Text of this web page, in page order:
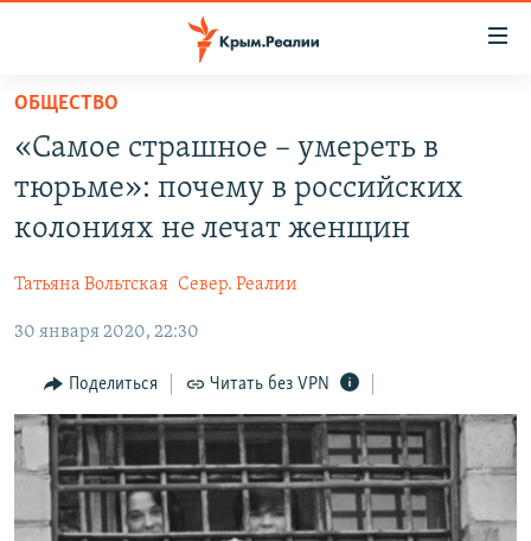
Вернуться
основному
содержанию
Вернутся
главной
Вернутся
поиску
СПЕЦПРОЕКТЫ
11 ЛЕТ ОККУПАЦИИ КРЫМА. 11 ИСТОРИЙ СОПРОТИВЛЕНИЯ
ВОДА
ЕЩЕ
ИНТЕРАКТИВ
ИНФОГРАФИКА
ТЕЛЕПРОЕКТ КРЫМ.РЕАЛИИ
СОВЕТЫ ПРАВОЗАЩИТНИКОВ
ПРОПАВШИЕ БЕЗ ВЕСТИ
РАДІО СВОБОДА
КАК ОБОЙТИ БЛОКИРОВКУ
Українською
Qırımtatar
ОБЩЕСТВО
«Самое страшное – умереть в
тюрьме»: почему в российских
колониях не лечат женщин
Татьяна Вольтская Север. Реалии
30 января 2020, 22:30
Поделиться Читать без VPN